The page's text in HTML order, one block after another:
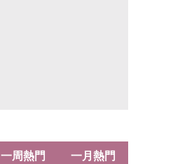
一周熱門 一月熱門